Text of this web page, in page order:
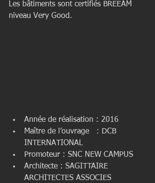
Les bâtiments sont certifiés BREEAM
niveau Very Good.
Année de réalisation : 2016
Maître de l’ouvrage   : DCB
INTERNATIONAL
Promoteur : SNC NEW CAMPUS
Architecte : SAGITTAIRE
ARCHITECTES ASSOCIES